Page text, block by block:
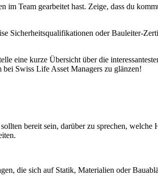
im Team gearbeitet hast. Zeige, dass du
Sicherheitsqualifikationen oder Bauleiter-
eine kurze Übersicht über die
Swiss Life Asset Managers zu glänzen!
bereit sein, darüber zu sprechen, welche
die sich auf Statik, Materialien oder